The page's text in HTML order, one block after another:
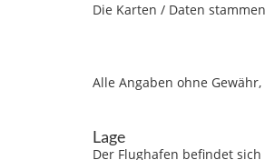
Die Karten / Daten
Alle Angaben ohne
Lage
Der Flughafen befindet